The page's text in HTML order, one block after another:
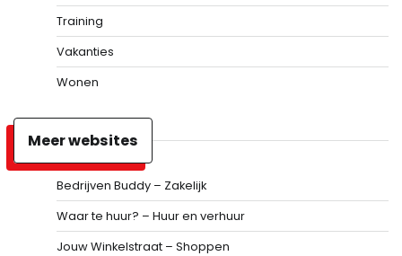
Training
Vakanties
Wonen
Meer websites
Bedrijven Buddy – Zakelijk
Waar te huur? – Huur en verhuur
Jouw Winkelstraat – Shoppen